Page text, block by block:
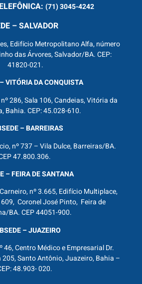
(71) 3045-4242
– SALVADOR
Edifício Metropolitano Alfa, número
das Árvores, Salvador/BA. CEP:
41820-021.
VITÓRIA DA CONQUISTA
286, Sala 106, Candeias, Vitória da
Bahia. CEP: 45.028-610.
– BARREIRAS
nº 737 – Vila Dulce, Barreiras/BA.
47.800.306.
– FEIRA DE SANTANA
nº 3.665, Edifício Multiplace,
Coronel José Pinto, Feira de
BA. CEP 44051-900.
– JUAZEIRO
46, Centro Médico e Empresarial Dr.
205, Santo Antônio, Juazeiro, Bahia –
48.903- 020.